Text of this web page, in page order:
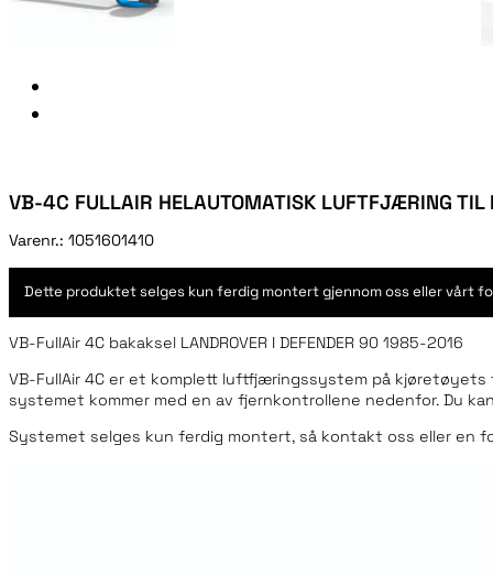
VB-4C FULLAIR HELAUTOMATISK LUFTFJÆRING
Varenr.: 1051601410
Dette produktet selges kun ferdig montert gjennom oss eller vårt
VB-FullAir 4C bakaksel LANDROVER I DEFENDER 90 1985-2016
VB-FullAir 4C er et komplett luftfjæringssystem på kjøretøyets
systemet kommer med en av fjernkontrollene nedenfor. Du
Systemet selges kun ferdig montert, så kontakt oss eller en